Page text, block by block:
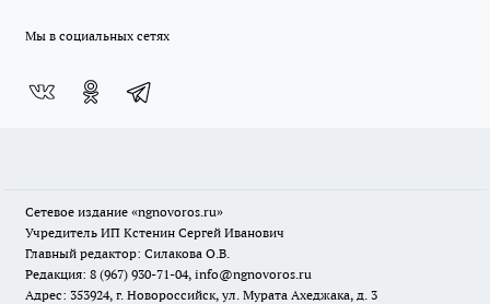
Мы в социальных сетях
Сетевое издание «ngnovoros.ru»
Учредитель ИП Кстенин Сергей Иванович
Главный редактор: Силакова О.В.
Редакция: 8 (967) 930-71-04, info@ngnovoros.ru
Адрес: 353924, г. Новороссийск, ул. Мурата Ахеджака, д. 3